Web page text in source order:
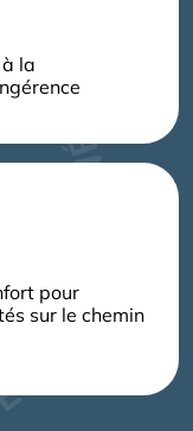
la
pour
sur le chemin